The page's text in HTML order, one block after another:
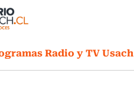
Radio y TV Usach